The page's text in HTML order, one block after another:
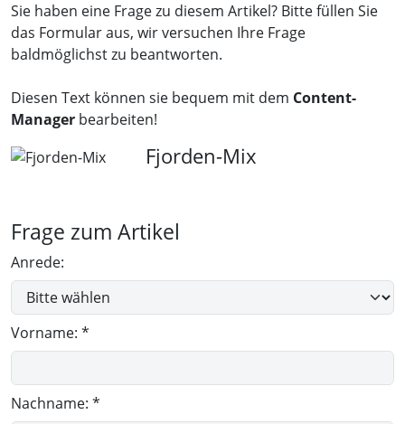
Sie haben eine Frage zu diesem Artikel? Bitte füllen Sie
das Formular aus, wir versuchen Ihre Frage
baldmöglichst zu beantworten.
Diesen Text können sie bequem mit dem Content-
Manager bearbeiten!
Fjorden-Mix
Frage zum Artikel
Anrede:
Vorname: *
Nachname: *